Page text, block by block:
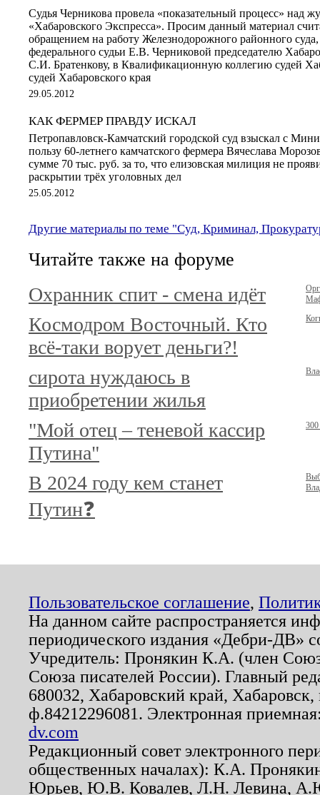
Судья Черникова провела «показательный процесс» над
«Хабаровского Экспресса». Просим данный материал
обращением на работу Железнодорожного районного суда,
федерального судьи Е.В. Черниковой председателю
С.И. Братенкову, в Квалификационную коллегию судей
судей Хабаровского края
29.05.2012
КАК ФЕРМЕР ПРАВДУ ИСКАЛ
Петропавловск-Камчатский городской суд взыскал с
пользу 60-летнего камчатского фермера Вячеслава
сумме 70 тыс. руб. за то, что елизовская милиция не
раскрытии трёх уголовных дел
25.05.2012
Другие материалы по теме "Суд, Криминал,
Читайте также на форуме
Охранник спит - смена идёт
Космодром Восточный. Кто
всё-таки ворует деньги?!
сирота нуждаюсь в
приобретении жилья
"Мой отец – теневой кассир
Путина"
300
В 2024 году кем станет
Путин❓
Пользовательское соглашение,
На данном сайте распространяется
периодического издания «Дебри-ДВ»
Учредитель: Пронякин К.А. (член
Союза писателей России). Главный
680032, Хабаровский край,
ф.84212296081. Электронная
dv.com
Редакционный совет электронного
общественных началах): К.А.
Юрьев, Ю.В. Ковалев, Л.Н. Левина,